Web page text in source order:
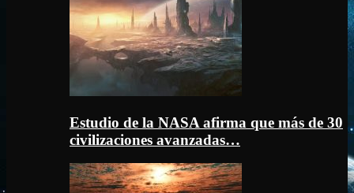
Estudio de la NASA afirma que más de 30
civilizaciones avanzadas…